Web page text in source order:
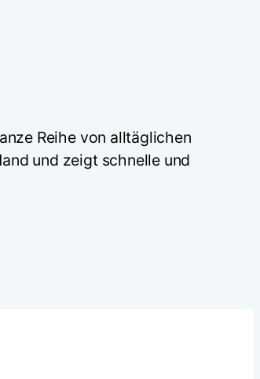
Reihe von alltäglichen
und zeigt schnelle und